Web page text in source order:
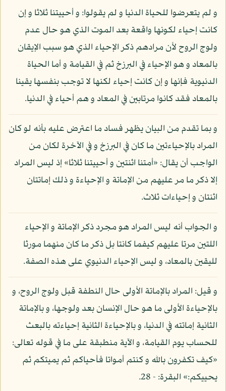
و لم يتعرضوا للحياة الدنيا و لم يقولوا: و أحييتنا ثلاثا و إن
كانت إحياء لكونها واقعة بعد الموت الذي هو حال عدم
ولوج الروح لأن مرادهم ذكر الإحياء الذي هو سبب الإيقان
بالمعاد و هو الإحياء في البرزخ ثم في القيامة و أما الحياة
الدنيوية فإنها و إن كانت إحياء لكنها لا توجب بنفسها يقينا
بالمعاد فقد كانوا مرتابين في المعاد و هم أحياء في الدنيا.
و بما تقدم من البيان يظهر فساد ما اعترض عليه بأنه لو كان
المراد بالإحياءتين ما كان في البرزخ و في الآخرة لكان من
الواجب أن يقال: «أمتنا اثنتين و أحييتنا ثلاثا» إذ ليس المراد
إلا ذكر ما مر عليهم من الإماتة و الإحياءة و ذلك إماتتان
اثنتان و إحياءات ثلاث.
و الجواب أنه ليس المراد هو مجرد ذكر الإماتة و الإحياء
اللتين مرتا عليهم كيفما كانتا بل ذكر ما كان منهما مورثا
لليقين بالمعاد، و ليس الإحياء الدنيوي على هذه الصفة.
و قيل: المراد بالإماتة الأولى حال النطفة قبل ولوج الروح، و
بالإحياءة الأولى ما هو حال الإنسان بعد ولوجها، و بالإماتة
الثانية إماتته في الدنيا، و بالإحياءة الثانية إحياءته بالبعث
للحساب يوم القيامة، و الآية منطبقة على ما في قوله تعالى:
«كيف تكفرون بالله و كنتم أمواتا فأحياكم ثم يميتكم ثم
يحييكم:» البقرة: - 28.